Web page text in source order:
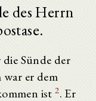
des Herrn
Sünde der
war er dem
ist2. Er